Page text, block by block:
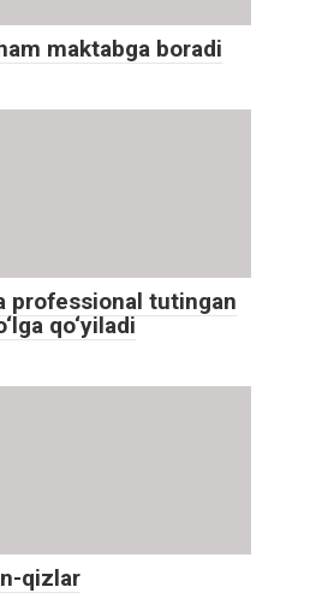
maktabga boradi
professional tutingan
qo‘yiladi
qizlar